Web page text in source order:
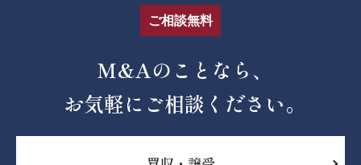
ご相談無料
M&Aのことなら、
お気軽にご相談ください。